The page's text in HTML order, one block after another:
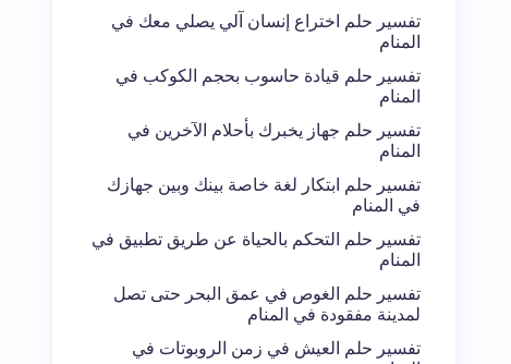
تفسير حلم اختراع إنسان آلي يصلي معك في
المنام
تفسير حلم قيادة حاسوب بحجم الكوكب في
المنام
تفسير حلم جهاز يخبرك بأحلام الآخرين في
المنام
تفسير حلم ابتكار لغة خاصة بينك وبين جهازك
في المنام
تفسير حلم التحكم بالحياة عن طريق تطبيق في
المنام
تفسير حلم الغوص في عمق البحر حتى تصل
لمدينة مفقودة في المنام
تفسير حلم العيش في زمن الروبوتات في